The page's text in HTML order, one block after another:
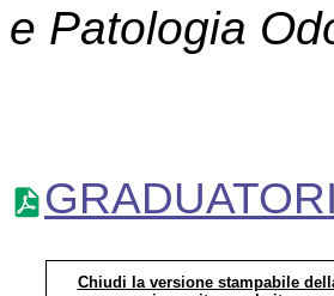
e Patologia
Chiudi la versione stampabile